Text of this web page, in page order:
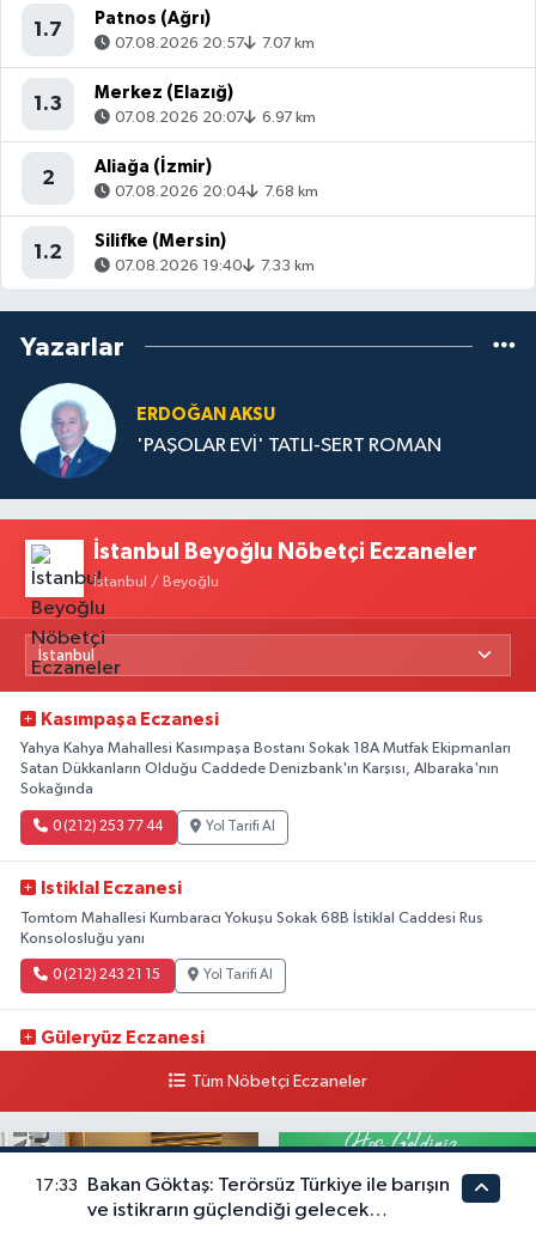
1.7
Patnos (Ağrı)
07.08.2026 20:57 7.07 km
1.3
Merkez (Elazığ)
07.08.2026 20:07 6.97 km
2
Aliağa (İzmir)
07.08.2026 20:04 7.68 km
1.2
Silifke (Mersin)
07.08.2026 19:40 7.33 km
Yazarlar
ERDOĞAN AKSU
'PAŞOLAR EVİ' TATLI-SERT ROMAN
İstanbul Beyoğlu Nöbetçi Eczaneler
İstanbul / Beyoğlu
Kasımpaşa Eczanesi
Yahya Kahya Mahallesi Kasımpaşa Bostanı Sokak 18A Mutfak Ekipmanları
Satan Dükkanların Olduğu Caddede Denizbank'ın Karşısı, Albaraka'nın
Sokağında
0 (212) 253 77 44 Yol Tarifi Al
Istiklal Eczanesi
Tomtom Mahallesi Kumbaracı Yokuşu Sokak 68B İstiklal Caddesi Rus
Konsolosluğu yanı
0 (212) 243 21 15 Yol Tarifi Al
Güleryüz Eczanesi
kalaycıbahçe Meydana DoğruTüm Nöbetçi Eczaneler
17:33
Bakan Göktaş: Terörsüz Türkiye ile barışın
ve istikrarın güçlendiği gelecek